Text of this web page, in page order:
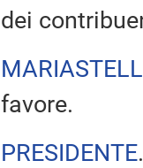
dei
favore.
PRESIDENTE